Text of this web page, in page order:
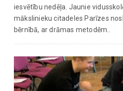
iesvētību nedēļa. Jaunie
mākslinieku citadeles Parīzes
bērnībā, ar drāmas metodēm..